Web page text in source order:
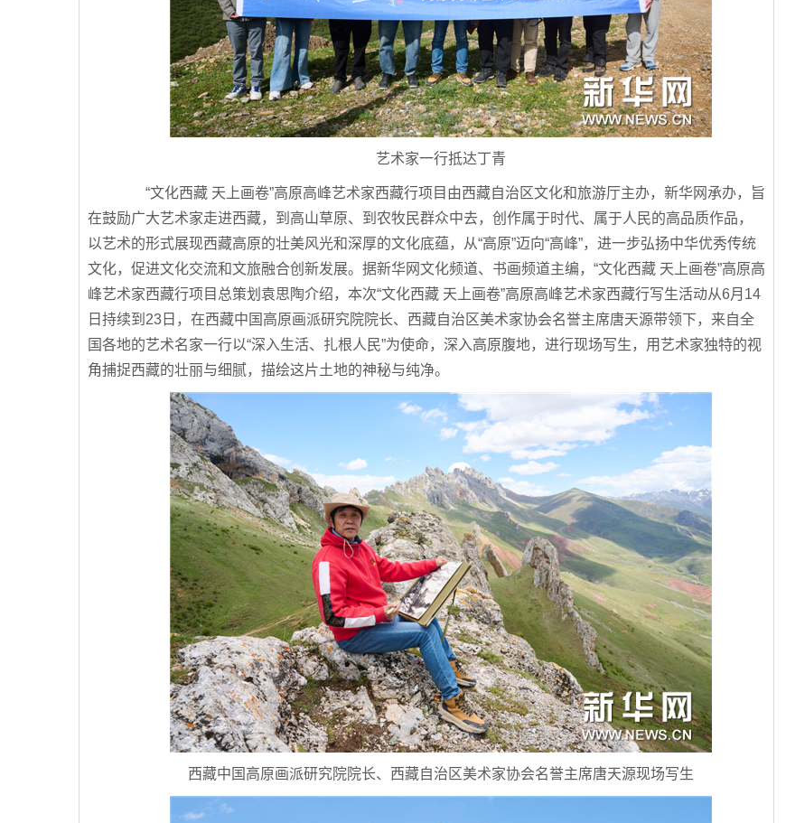
艺术家一行抵达丁青
“文化西藏 天上画卷”高原高峰艺术家西藏行项目由西藏自治区文化和旅游厅主办，新华网承办，旨
在鼓励广大艺术家走进西藏，到高山草原、到农牧民群众中去，创作属于时代、属于人民的高品质作品，
以艺术的形式展现西藏高原的壮美风光和深厚的文化底蕴，从“高原”迈向“高峰”，进一步弘扬中华优秀传统
文化，促进文化交流和文旅融合创新发展。据新华网文化频道、书画频道主编，“文化西藏 天上画卷”高原高
峰艺术家西藏行项目总策划袁思陶介绍，本次“文化西藏 天上画卷”高原高峰艺术家西藏行写生活动从6月14
日持续到23日，在西藏中国高原画派研究院院长、西藏自治区美术家协会名誉主席唐天源带领下，来自全
国各地的艺术名家一行以“深入生活、扎根人民”为使命，深入高原腹地，进行现场写生，用艺术家独特的视
角捕捉西藏的壮丽与细腻，描绘这片土地的神秘与纯净。
西藏中国高原画派研究院院长、西藏自治区美术家协会名誉主席唐天源现场写生